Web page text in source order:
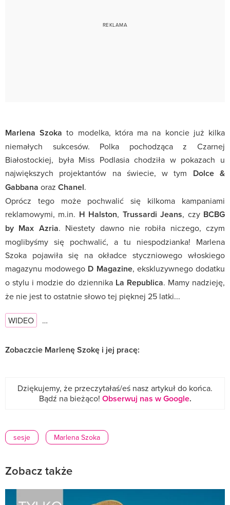
Marlena Szoka to modelka, która ma na koncie już kilka
niemałych sukcesów. Polka pochodząca z Czarnej
Białostockiej, była Miss Podlasia chodziła w pokazach u
największych projektantów na świecie, w tym Dolce &
Gabbana oraz Chanel.
Oprócz tego może pochwalić się kilkoma kampaniami
reklamowymi, m.in. H Halston, Trussardi Jeans, czy BCBG
by Max Azria. Niestety dawno nie robiła niczego, czym
moglibyśmy się pochwalić, a tu niespodzianka! Marlena
Szoka pojawiła się na okładce styczniowego włoskiego
magazynu modowego D Magazine, ekskluzywnego dodatku
o stylu i modzie do dziennika La Republica. Mamy nadzieję,
że nie jest to ostatnie słowo tej pięknej 25 latki...
WIDEO …
Zobaczcie Marlenę Szokę i jej pracę:
Dziękujemy, że przeczytałaś/eś nasz artykuł do końca.
Bądź na bieżąco! Obserwuj nas w Google.
sesje Marlena Szoka
Zobacz także